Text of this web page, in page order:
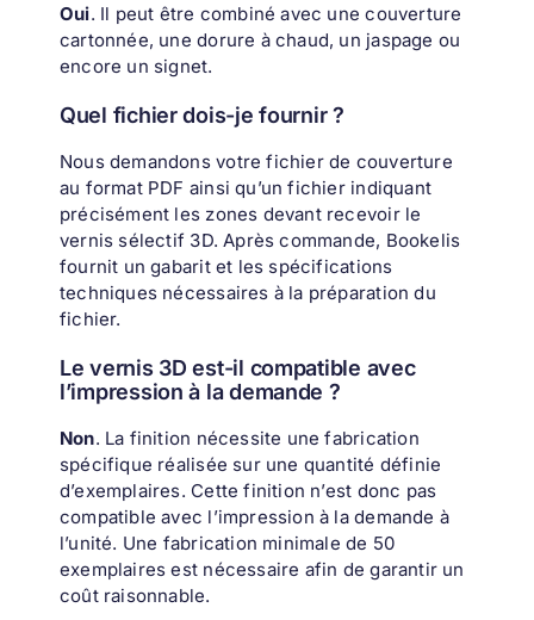
Oui. Il peut être combiné avec une couverture
cartonnée, une dorure à chaud, un jaspage ou
encore un signet.
Quel fichier dois-je fournir ?
Nous demandons votre fichier de couverture
au format PDF ainsi qu’un fichier indiquant
précisément les zones devant recevoir le
vernis sélectif 3D. Après commande, Bookelis
fournit un gabarit et les spécifications
techniques nécessaires à la préparation du
fichier.
Le vernis 3D est-il compatible avec
l’impression à la demande ?
Non. La finition nécessite une fabrication
spécifique réalisée sur une quantité définie
d’exemplaires. Cette finition n’est donc pas
compatible avec l’impression à la demande à
l’unité. Une fabrication minimale de 50
exemplaires est nécessaire afin de garantir un
coût raisonnable.